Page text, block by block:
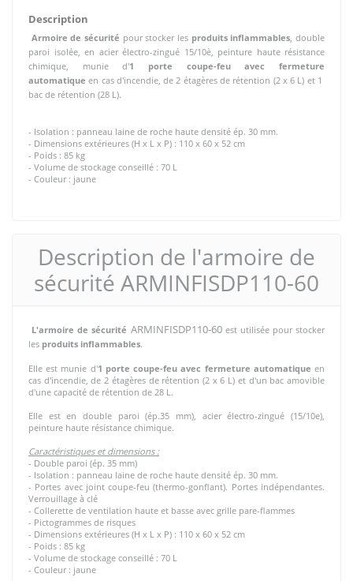
Description
Armoire de sécurité pour stocker les produits inflammables , double
paroi isolée, en acier électro-zingué 15/10è, peinture haute résistance
chimique, munie d'1 porte coupe-feu avec fermeture
automatique en cas d'incendie, de 2 étagères de rétention (2 x 6 L) et 1
bac de rétention (28 L).
- Isolation : panneau laine de roche haute densité ép. 30 mm.
- Dimensions extérieures (H x L x P) : 110 x 60 x 52 cm
- Poids : 85 kg
- Volume de stockage conseillé : 70 L
- Couleur : jaune
Description de l'armoire de
sécurité ARMINFISDP110-60
L'armoire de sécurité ARMINFISDP110-60est utilisée pour stocker
les produits inflammables.
Elle est munie d'1 porte coupe-feu avec fermeture automatiqueen
cas d'incendie, de 2 étagères de rétention (2 x 6 L) et d'un bac amovible
d'une capacité de rétention de 28 L.
Elle est en double paroi (ép.35 mm), acier électro-zingué (15/10e),
peinture haute résistance chimique.
Caractéristiques et dimensions :
- Double paroi (ép. 35 mm)
- Isolation : panneau laine de roche haute densité ép. 30 mm.
- Portes avec joint coupe-feu (thermo-gonflant). Portes indépendantes.
Verrouillage à clé
- Collerette de ventilation haute et basse avec grille pare-flammes
- Pictogrammes de risques
- Dimensions extérieures (H x L x P) : 110 x 60 x 52 cm
- Poids : 85 kg
- Volume de stockage conseillé : 70 L
- Couleur : jaune